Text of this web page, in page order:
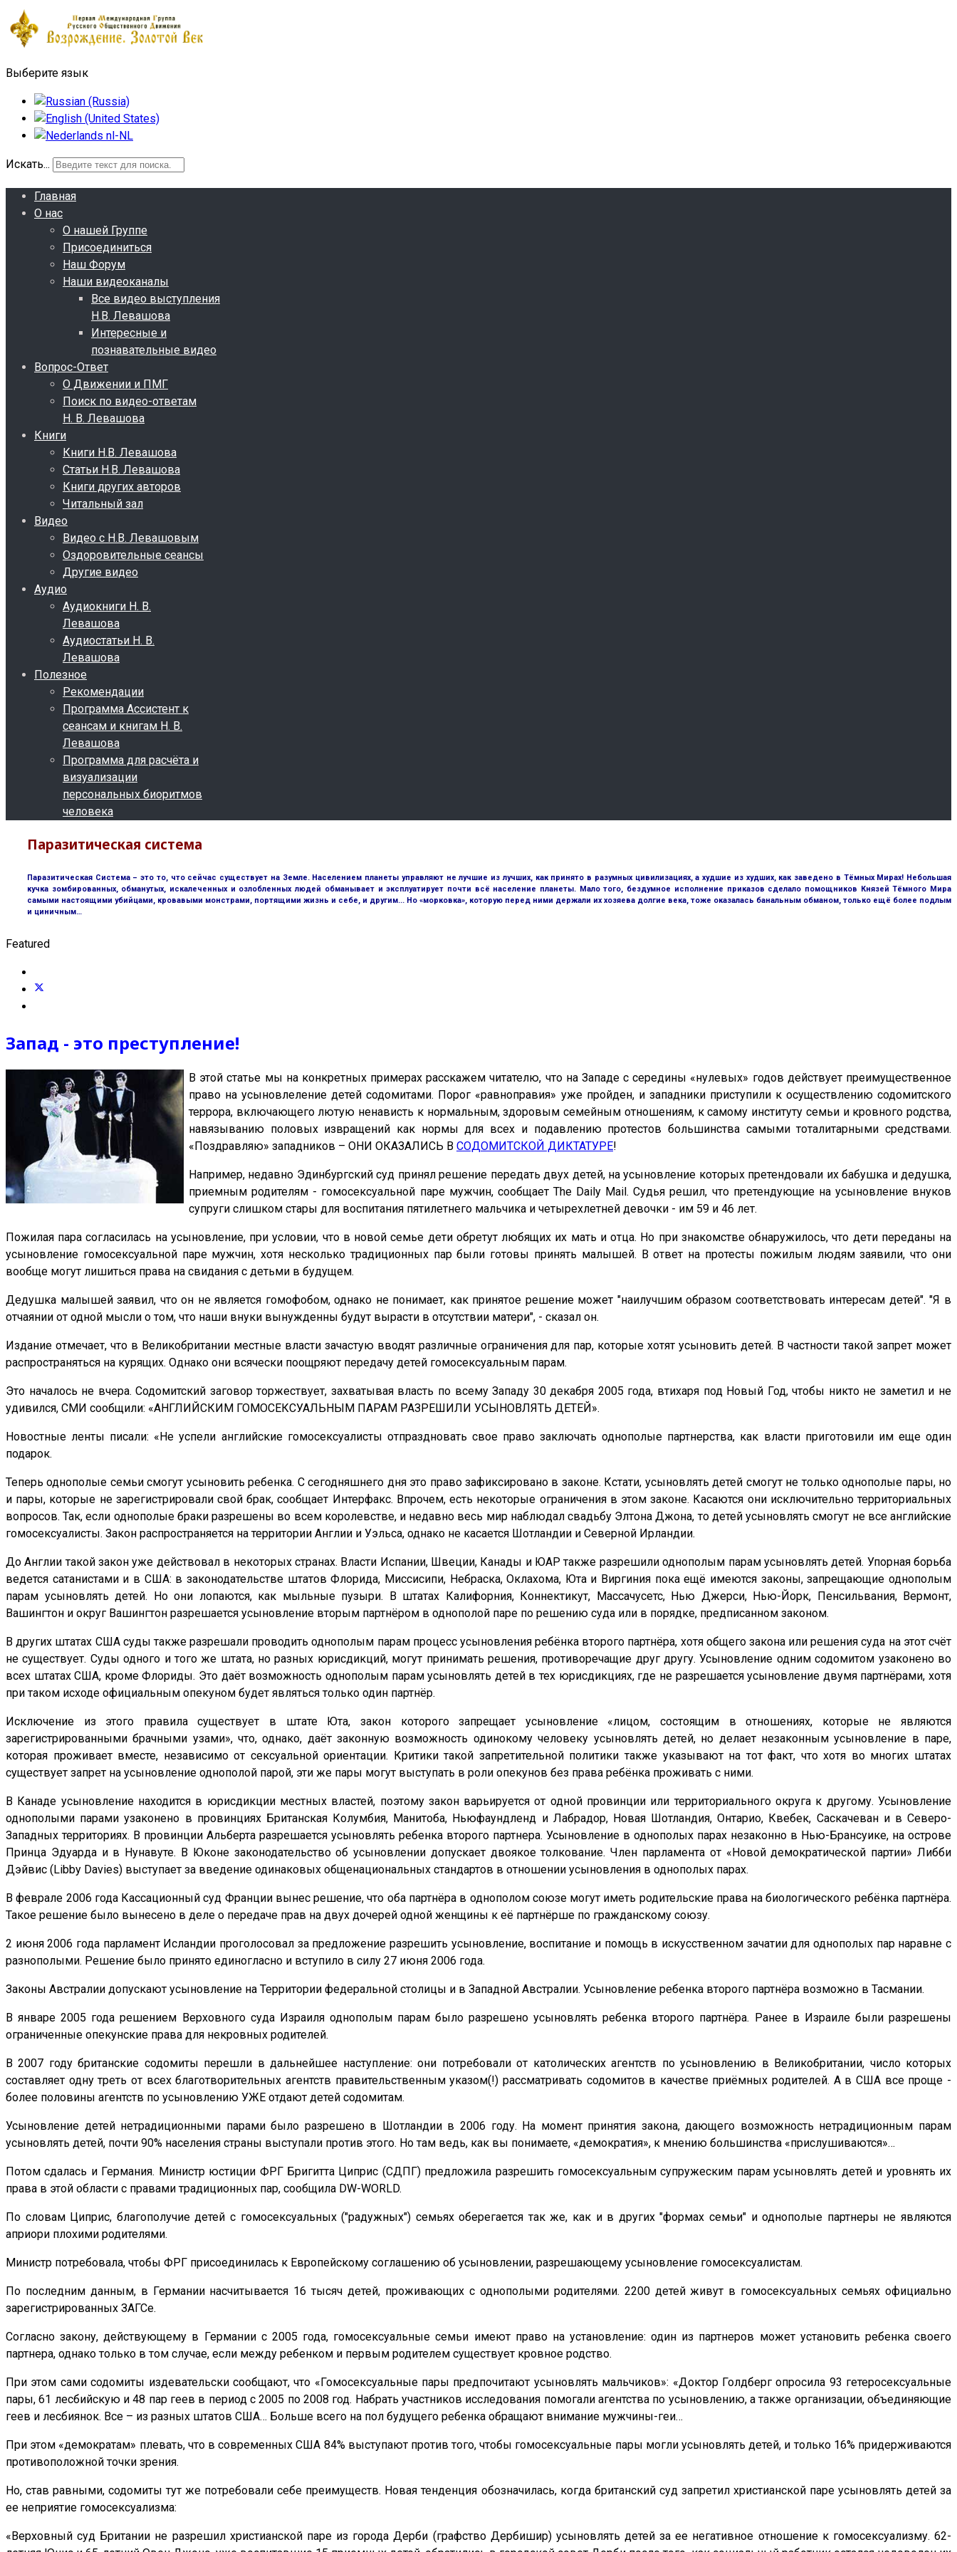
Выберите язык
Искать...
Главная
О нас
О нашей Группе
Присоединиться
Наш Форум
Наши видеоканалы
Все видео выступления
Н.В. Левашова
Интересные и
познавательные видео
Вопрос-Ответ
О Движении и ПМГ
Поиск по видео-ответам
Н. В. Левашова
Книги
Книги Н.В. Левашова
Статьи Н.В. Левашова
Книги других авторов
Читальный зал
Видео
Видео с Н.В. Левашовым
Оздоровительные сеансы
Другие видео
Аудио
Аудиокниги Н. В.
Левашова
Аудиостатьи Н. В.
Левашова
Полезное
Рекомендации
Программа Ассистент к
сеансам и книгам Н. В.
Левашова
Программа для расчёта и
визуализации
персональных биоритмов
человека
Паразитическая система
Паразитическая Система – это то, что сейчас существует на Земле. Населением планеты управляют не лучшие из лучших, как принято в разумных цивилизациях, а худшие из худших, как заведено в Тёмных Мирах! Небольшая
кучка зомбированных, обманутых, искалеченных и озлобленных людей обманывает и эксплуатирует почти всё население планеты. Мало того, бездумное исполнение приказов сделало помощников Князей Тёмного Мира
самыми настоящими убийцами, кровавыми монстрами, портящими жизнь и себе, и другим... Но «морковка», которую перед ними держали их хозяева долгие века, тоже оказалась банальным обманом, только ещё более подлым
и циничным…
Featured
Запад - это преступление!
В этой статье мы на конкретных примерах расскажем читателю, что на Западе с середины «нулевых» годов действует преимущественное
право на усыновлеление детей содомитами. Порог «равноправия» уже пройден, и западники приступили к осуществлению содомитского
террора, включающего лютую ненависть к нормальным, здоровым семейным отношениям, к самому институту семьи и кровного родства,
навязыванию половых извращений как нормы для всех и подавлению протестов большинства самыми тоталитарными средствами.
«Поздравляю» западников – ОНИ ОКАЗАЛИСЬ В СОДОМИТСКОЙ ДИКТАТУРЕ!
Например, недавно Эдинбургский суд принял решение передать двух детей, на усыновление которых претендовали их бабушка и дедушка,
приемным родителям - гомосексуальной паре мужчин, сообщает The Daily Mail. Судья решил, что претендующие на усыновление внуков
супруги слишком стары для воспитания пятилетнего мальчика и четырехлетней девочки - им 59 и 46 лет.
Пожилая пара согласилась на усыновление, при условии, что в новой семье дети обретут любящих их мать и отца. Но при знакомстве обнаружилось, что дети переданы на
усыновление гомосексуальной паре мужчин, хотя несколько традиционных пар были готовы принять малышей. В ответ на протесты пожилым людям заявили, что они
вообще могут лишиться права на свидания с детьми в будущем.
Дедушка малышей заявил, что он не является гомофобом, однако не понимает, как принятое решение может "наилучшим образом соответствовать интересам детей". "Я в
отчаянии от одной мысли о том, что наши внуки вынужденны будут вырасти в отсутствии матери", - сказал он.
Издание отмечает, что в Великобритании местные власти зачастую вводят различные ограничения для пар, которые хотят усыновить детей. В частности такой запрет может
распространяться на курящих. Однако они всячески поощряют передачу детей гомосексуальным парам.
Это началось не вчера. Содомитский заговор торжествует, захватывая власть по всему Западу 30 декабря 2005 года, втихаря под Новый Год, чтобы никто не заметил и не
удивился, СМИ сообщили: «АНГЛИЙСКИМ ГОМОСЕКСУАЛЬНЫМ ПАРАМ РАЗРЕШИЛИ УСЫНОВЛЯТЬ ДЕТЕЙ».
Новостные ленты писали: «Не успели английские гомосексуалисты отпраздновать свое право заключать однополые партнерства, как власти приготовили им еще один
подарок.
Теперь однополые семьи смогут усыновить ребенка. С сегодняшнего дня это право зафиксировано в законе. Кстати, усыновлять детей смогут не только однополые пары, но
и пары, которые не зарегистрировали свой брак, сообщает Интерфакс. Впрочем, есть некоторые ограничения в этом законе. Касаются они исключительно территориальных
вопросов. Так, если однополые браки разрешены во всем королевстве, и недавно весь мир наблюдал свадьбу Элтона Джона, то детей усыновлять смогут не все английские
гомосексуалисты. Закон распространяется на территории Англии и Уэльса, однако не касается Шотландии и Северной Ирландии.
До Англии такой закон уже действовал в некоторых странах. Власти Испании, Швеции, Канады и ЮАР также разрешили однополым парам усыновлять детей. Упорная борьба
ведется сатанистами и в США: в законодательстве штатов Флорида, Миссисипи, Небраска, Оклахома, Юта и Виргиния пока ещё имеются законы, запрещающие однополым
парам усыновлять детей. Но они лопаются, как мыльные пузыри. В штатах Калифорния, Коннектикут, Массачусетс, Нью Джерси, Нью-Йорк, Пенсильвания, Вермонт,
Вашингтон и округ Вашингтон разрешается усыновление вторым партнёром в однополой паре по решению суда или в порядке, предписанном законом.
В других штатах США суды также разрешали проводить однополым парам процесс усыновления ребёнка второго партнёра, хотя общего закона или решения суда на этот счёт
не существует. Суды одного и того же штата, но разных юрисдикций, могут принимать решения, противоречащие друг другу. Усыновление одним содомитом узаконено во
всех штатах США, кроме Флориды. Это даёт возможность однополым парам усыновлять детей в тех юрисдикциях, где не разрешается усыновление двумя партнёрами, хотя
при таком исходе официальным опекуном будет являться только один партнёр.
Исключение из этого правила существует в штате Юта, закон которого запрещает усыновление «лицом, состоящим в отношениях, которые не являются
зарегистрированными брачными узами», что, однако, даёт законную возможность одинокому человеку усыновлять детей, но делает незаконным усыновление в паре,
которая проживает вместе, независимо от сексуальной ориентации. Критики такой запретительной политики также указывают на тот факт, что хотя во многих штатах
существует запрет на усыновление однополой парой, эти же пары могут выступать в роли опекунов без права ребёнка проживать с ними.
В Канаде усыновление находится в юрисдикции местных властей, поэтому закон варьируется от одной провинции или территориального округа к другому. Усыновление
однополыми парами узаконено в провинциях Британская Колумбия, Манитоба, Ньюфаундленд и Лабрадор, Новая Шотландия, Онтарио, Квебек, Саскачеван и в Северо-
Западных территориях. В провинции Альберта разрешается усыновлять ребенка второго партнера. Усыновление в однополых парах незаконно в Нью-Брансуике, на острове
Принца Эдуарда и в Нунавуте. В Юконе законодательство об усыновлении допускает двоякое толкование. Член парламента от «Новой демократической партии» Либби
Дэйвис (Libby Davies) выступает за введение одинаковых общенациональных стандартов в отношении усыновления в однополых парах.
В феврале 2006 года Кассационный суд Франции вынес решение, что оба партнёра в однополом союзе могут иметь родительские права на биологического ребёнка партнёра.
Такое решение было вынесено в деле о передаче прав на двух дочерей одной женщины к её партнёрше по гражданскому союзу.
2 июня 2006 года парламент Исландии проголосовал за предложение разрешить усыновление, воспитание и помощь в искусственном зачатии для однополых пар наравне с
разнополыми. Решение было принято единогласно и вступило в силу 27 июня 2006 года.
Законы Австралии допускают усыновление на Территории федеральной столицы и в Западной Австралии. Усыновление ребенка второго партнёра возможно в Тасмании.
В январе 2005 года решением Верховного суда Израиля однополым парам было разрешено усыновлять ребенка второго партнёра. Ранее в Израиле были разрешены
ограниченные опекунские права для некровных родителей.
В 2007 году британские содомиты перешли в дальнейшее наступление: они потребовали от католических агентств по усыновлению в Великобритании, число которых
составляет одну треть от всех благотворительных агентств правительственным указом(!) рассматривать содомитов в качестве приёмных родителей. А в США все проще -
более половины агентств по усыновлению УЖЕ отдают детей содомитам.
Усыновление детей нетрадиционными парами было разрешено в Шотландии в 2006 году. На момент принятия закона, дающего возможность нетрадиционным парам
усыновлять детей, почти 90% населения страны выступали против этого. Но там ведь, как вы понимаете, «демократия», к мнению большинства «прислушиваются»…
Потом сдалась и Германия. Министр юстиции ФРГ Бригитта Циприс (СДПГ) предложила разрешить гомосексуальным супружеским парам усыновлять детей и уровнять их
права в этой области с правами традиционных пар, сообщила DW-WORLD.
По словам Циприс, благополучие детей с гомосексуальных ("радужных") семьях оберегается так же, как и в других "формах семьи" и однополые партнеры не являются
априори плохими родителями.
Министр потребовала, чтобы ФРГ присоединилась к Европейскому соглашению об усыновлении, разрешающему усыновление гомосексуалистам.
По последним данным, в Германии насчитывается 16 тысяч детей, проживающих с однополыми родителями. 2200 детей живут в гомосексуальных семьях официально
зарегистрированных ЗАГСе.
Согласно закону, действующему в Германии с 2005 года, гомосексуальные семьи имеют право на установление: один из партнеров может установить ребенка своего
партнера, однако только в том случае, если между ребенком и первым родителем существует кровное родство.
При этом сами содомиты издевательски сообщают, что «Гомосексуальные пары предпочитают усыновлять мальчиков»: «Доктор Голдберг опросила 93 гетеросексуальные
пары, 61 лесбийскую и 48 пар геев в период с 2005 по 2008 год. Набрать участников исследования помогали агентства по усыновлению, а также организации, объединяющие
геев и лесбиянок. Все – из разных штатов США… Больше всего на пол будущего ребенка обращают внимание мужчины-геи…
При этом «демократам» плевать, что в современных США 84% выступают против того, чтобы гомосексуальные пары могли усыновлять детей, и только 16% придерживаются
противоположной точки зрения.
Но, став равными, содомиты тут же потребовали себе преимуществ. Новая тенденция обозначилась, когда британский суд запретил христианской паре усыновлять детей за
ее неприятие гомосексуализма:
«Верховный суд Британии не разрешил христианской паре из города Дерби (графство Дербишир) усыновлять детей за ее негативное отношение к гомосексуализму. 62-